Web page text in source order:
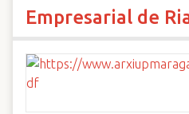
Empresarial de